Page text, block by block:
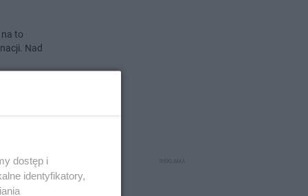
to
Nad
dostęp i
identyfikatory,